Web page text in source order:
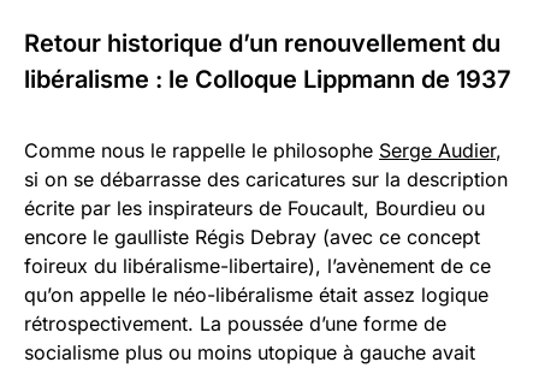
Retour historique d’un renouvellement du
libéralisme : le Colloque Lippmann de 1937
Comme nous le rappelle le philosophe Serge Audier,
si on se débarrasse des caricatures sur la description
écrite par les inspirateurs de Foucault, Bourdieu ou
encore le gaulliste Régis Debray (avec ce concept
foireux du libéralisme-libertaire), l’avènement de ce
qu’on appelle le néo-libéralisme était assez logique
rétrospectivement. La poussée d’une forme de
socialisme plus ou moins utopique à gauche avait